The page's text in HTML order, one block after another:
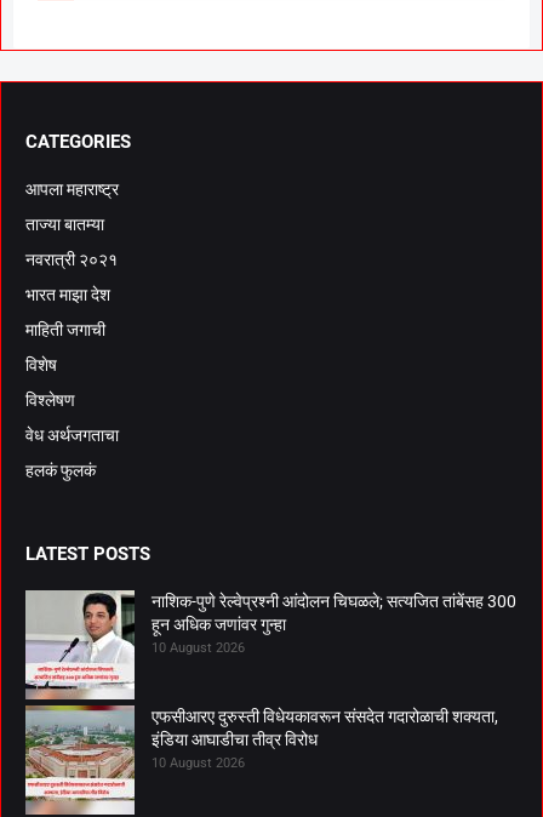
CATEGORIES
आपला महाराष्ट्र
ताज्या बातम्या
नवरात्री २०२१
भारत माझा देश
माहिती जगाची
विशेष
विश्लेषण
वेध अर्थजगताचा
हलकं फुलकं
LATEST POSTS
नाशिक-पुणे रेल्वेप्रश्नी आंदोलन चिघळले; सत्यजित तांबेंसह 300
हून अधिक जणांवर गुन्हा
10 August 2026
एफसीआरए दुरुस्ती विधेयकावरून संसदेत गदारोळाची शक्यता,
इंडिया आघाडीचा तीव्र विरोध
10 August 2026